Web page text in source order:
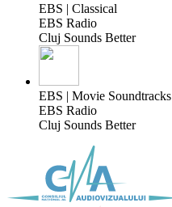
EBS | Classical
EBS Radio
Cluj Sounds Better
EBS | Movie Soundtracks
EBS Radio
Cluj Sounds Better